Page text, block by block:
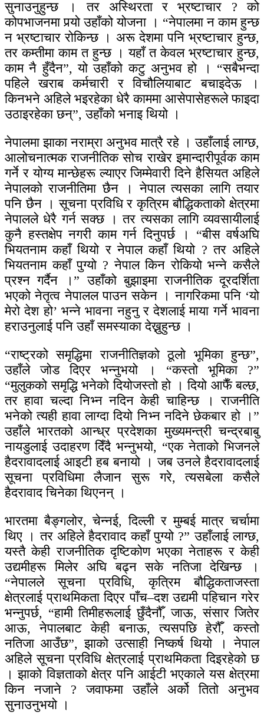
सुनाउनुहुन्छ । तर अस्थिरता र भ्रष्टाचार ? को
कोपभाजनमा पर्‍यो उहाँको योजना । “नेपालमा न काम हुन्छ
न भ्रष्टाचार रोकिन्छ । अरू देशमा पनि भ्रष्टाचार हुन्छ,
तर कम्तीमा काम त हुन्छ । यहाँ त केवल भ्रष्टाचार हुन्छ,
काम नै हुँदैन”, यो उहाँको कटु अनुभव हो । “सबैभन्दा
पहिले खराब कर्मचारी र विचौलियाबाट बचाइदेऊ ।
किनभने अहिले भइरहेका धेरै काममा आसेपासेहरूले फाइदा
उठाइरहेका छन्”, उहाँको भनाइ थियो ।
नेपालमा झाका नराम्रा अनुभव मात्रै रहे । उहाँलाई लाग्छ,
आलोचनात्मक राजनीतिक सोच राखेर इमान्दारीपूर्वक काम
गर्ने र योग्य मान्छेहरू ल्याएर जिम्मेवारी दिने हैसियत अहिले
नेपालको राजनीतिमा छैन । नेपाल त्यसका लागि तयार
पनि छैन । सूचना प्रविधि र कृत्रिम बौद्धिकताको क्षेत्रमा
नेपालले धेरै गर्न सक्छ । तर त्यसका लागि व्यवसायीलाई
कुनै हस्तक्षेप नगरी काम गर्न दिनुपर्छ । “बीस वर्षअघि
भियतनाम कहाँ थियो र नेपाल कहाँ थियो ? तर अहिले
भियतनाम कहाँ पुग्यो ? नेपाल किन रोकियो भन्ने कसैले
प्रश्न गर्दैन ।” उहाँको बुझाइमा राजनीतिक दूरदर्शिता
भएको नेतृत्व नेपालल पाउन सकेन । नागरिकमा पनि ‘यो
मेरो देश हो’ भन्ने भावना नहुनु र देशलाई माया गर्ने भावना
हराउनुलाई पनि उहाँ समस्याका देख्नुहुन्छ ।
“राष्ट्रको समृद्धिमा राजनीतिज्ञको ठूलो भूमिका हुन्छ”,
उहाँले जोड दिएर भन्नुभयो । “कस्तो भूमिका ?”
“मुलुकको समृद्धि भनेको दियोजस्तो हो । दियो आफैँ बल्छ,
तर हावा चल्दा निभ्न नदिन केही चाहिन्छ । राजनीति
भनेको त्यही हावा लाग्दा दियो निभ्न नदिने छेकबार हो ।”
उहाँले भारतको आन्ध्र प्रदेशका मुख्यमन्त्री चन्द्रबाबु
नायडुलाई उदाहरण दिँदै भन्नुभयो, “एक नेताको भिजनले
हैदरावादलाई आइटी हब बनायो । जब उनले हैदरावादलाई
सूचना प्रविधिमा लैजान सुरू गरे, त्यसबेला कसैले
हैदरावाद चिनेका थिएनन् ।
भारतमा बैङ्गलोर, चेन्नई, दिल्ली र मुम्बई मात्र चर्चामा
थिए । तर अहिले हैदरावाद कहाँ पुग्यो ?” उहाँलाई लाग्छ,
यस्तै केही राजनीतिक दृष्टिकोण भएका नेताहरू र केही
उद्यमीहरू मिलेर अघि बढ्न सके नतिजा देखिन्छ ।
“नेपालले सूचना प्रविधि, कृत्रिम बौद्धिकताजस्ता
क्षेत्रलाई प्राथमिकता दिएर पाँच–दश उद्यमी पहिचान गरेर
भन्नुपर्छ, “हामी तिमीहरूलाई छुँदैनौँ, जाऊ, संसार जितेर
आऊ, नेपालबाट केही बनाऊ, त्यसपछि हेरौँ, कस्तो
नतिजा आउँछ”, झाको उत्साही निष्कर्ष थियो । नेपाल
अहिले सूचना प्रविधि क्षेत्रलाई प्राथमिकता दिइरहेको छ
। झाको विज्ञताको क्षेत्र पनि आईटी भएकाले यस क्षेत्रमा
किन नजाने ? जवाफमा उहाँले अर्को तितो अनुभव
सुनाउनुभयो ।